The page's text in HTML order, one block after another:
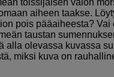
toissijaisen valon
aiheen taakse.
pois pääaiheesta?
taustan
alla olevassa kuvassa
miksi kuva on